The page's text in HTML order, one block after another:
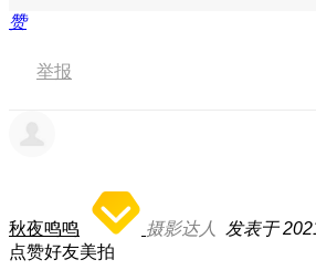
赞
举报
秋夜鸣鸣 摄影达人 发表于
点赞好友美拍